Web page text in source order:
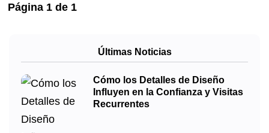
Página 1 de 1
Últimas Noticias
Cómo los Detalles de Diseño
Influyen en la Confianza y Visitas
Recurrentes